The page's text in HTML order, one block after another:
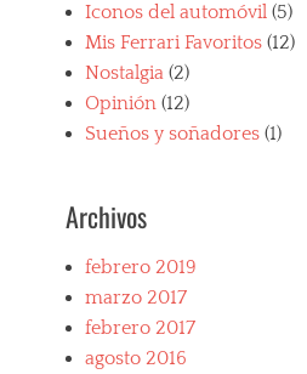
Iconos del automóvil (5)
Mis Ferrari Favoritos (12)
Nostalgia (2)
Opinión (12)
Sueños y soñadores (1)
Archivos
febrero 2019
marzo 2017
febrero 2017
agosto 2016